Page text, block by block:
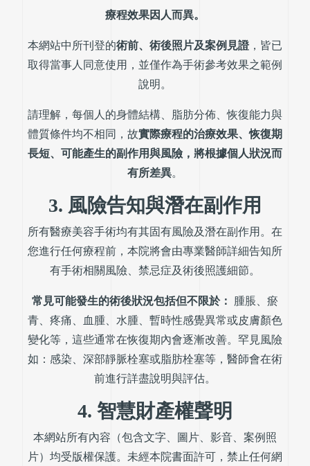
療程效果因人而異。
本網站中所刊登的術前、術後照片及案例見證，皆已
取得當事人同意使用，並僅作為手術參考效果之範例
說明。
請理解，每個人的身體結構、脂肪分佈、恢復能力與
體質條件均不相同，故實際療程的治療效果、恢復期
長短、可能產生的副作用與風險，將根據個人狀況而
有所差異。
3. 風險告知與潛在副作用
所有醫療美容手術均有其固有風險及潛在副作用。在
您進行任何療程前，本院將會由專業醫師詳細告知所
有手術相關風險、禁忌症及術後照護細節。
常見可能發生的術後狀況包括但不限於：
腫脹、瘀
青、疼痛、血腫、水腫、暫時性感覺異常或皮膚顏色
變化等，這些通常在恢復期內會逐漸改善。罕見風險
如：感染、深部靜脈栓塞或脂肪栓塞等，醫師會在術
前進行詳盡說明與評估。
4. 智慧財產權聲明
本網站所有內容（包含文字、圖片、影音、案例照
片）均受版權保護。未經本院書面許可，禁止任何網